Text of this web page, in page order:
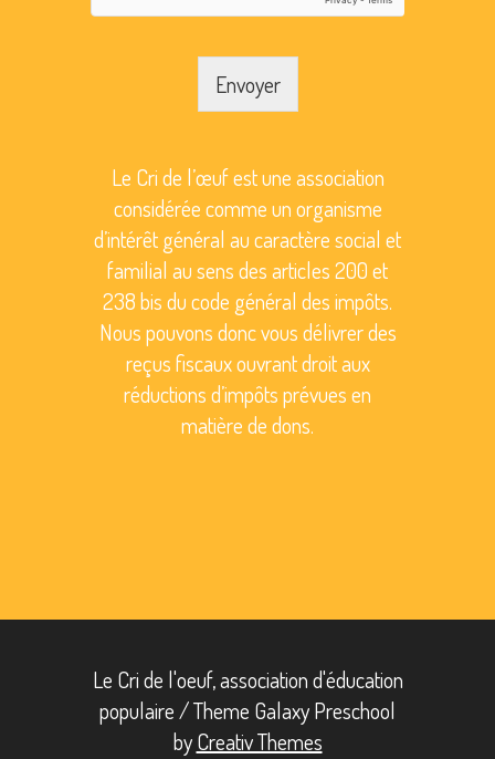
Envoyer
Le Cri de l’œuf est une association
considérée comme un organisme
d’intérêt général au caractère social et
familial au sens des articles 200 et
238 bis du code général des impôts.
Nous pouvons donc vous délivrer des
reçus fiscaux ouvrant droit aux
réductions d’impôts prévues en
matière de dons.
Le Cri de l'oeuf, association d'éducation
populaire / Theme Galaxy Preschool
byCreativ Themes